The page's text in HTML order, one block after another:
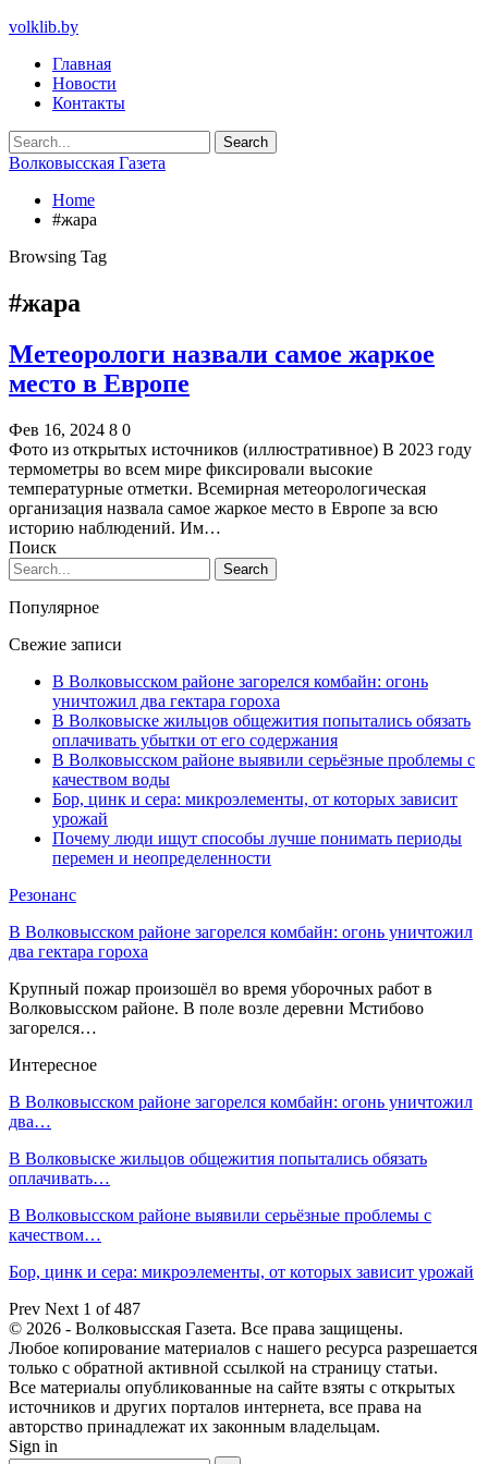
volklib.by
Главная
Новости
Контакты
Волковысская Газета
Home
#жара
Browsing Tag
#жара
Метеорологи назвали самое жаркое
место в Европе
Фев 16, 2024 8 0
Фото из открытых источников (иллюстративное) В 2023 году
термометры во всем мире фиксировали высокие
температурные отметки. Всемирная метеорологическая
организация назвала самое жаркое место в Европе за всю
историю наблюдений. Им…
Поиск
Популярное
Свежие записи
В Волковысском районе загорелся комбайн: огонь
уничтожил два гектара гороха
В Волковыске жильцов общежития попытались обязать
оплачивать убытки от его содержания
В Волковысском районе выявили серьёзные проблемы с
качеством воды
Бор, цинк и сера: микроэлементы, от которых зависит
урожай
Почему люди ищут способы лучше понимать периоды
перемен и неопределенности
Резонанс
В Волковысском районе загорелся комбайн: огонь уничтожил
два гектара гороха
Крупный пожар произошёл во время уборочных работ в
Волковысском районе. В поле возле деревни Мстибово
загорелся…
Интересное
В Волковысском районе загорелся комбайн: огонь уничтожил
два…
В Волковыске жильцов общежития попытались обязать
оплачивать…
В Волковысском районе выявили серьёзные проблемы с
качеством…
Бор, цинк и сера: микроэлементы, от которых зависит урожай
Prev Next 1 of 487
© 2026 - Волковысская Газета. Все права защищены.
Любое копирование материалов с нашего ресурса разрешается
только с обратной активной ссылкой на страницу статьи.
Все материалы опубликованные на сайте взяты с открытых
источников и других порталов интернета, все права на
авторство принадлежат их законным владельцам.
Sign in